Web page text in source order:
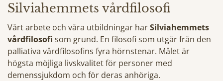
Silviahemmets vårdfilosofi
Vårt arbete och våra utbildningar harSilviahemmets
vårdfilosofi som grund. En filosofi som utgår från den
palliativa vårdfilosofins fyra hörnstenar. Målet är
högsta möjliga livskvalitet för personer med
demenssjukdom och för deras anhöriga.